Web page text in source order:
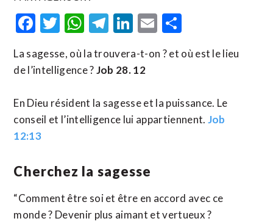
Facebook
Twitter
WhatsApp
Telegram
LinkedIn
Email
La sagesse, où la trouvera-t-on ? et où est le lieu
de l’intelligence ?Job 28. 12
En Dieu résident la sagesse et la puissance. Le
conseil et l’intelligence lui appartiennent. Job
12:13
Cherchez la sagesse
“Comment être soi et être en accord avec ce
monde ? Devenir plus aimant et vertueux ?